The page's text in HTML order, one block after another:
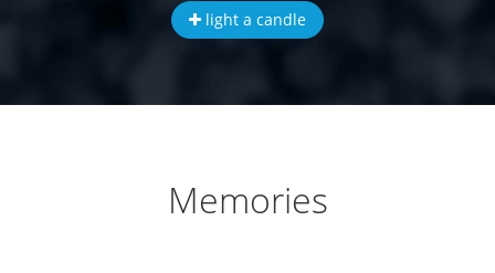
light a candle
Memories